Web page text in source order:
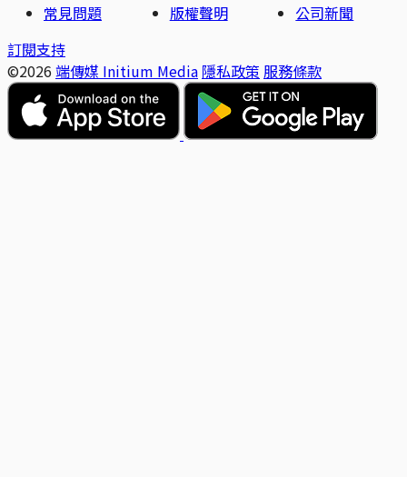
常見問題 版權聲明
公司新聞
訂閱支持
©2026 端傳媒 Initium Media 隱私政策 服務條款